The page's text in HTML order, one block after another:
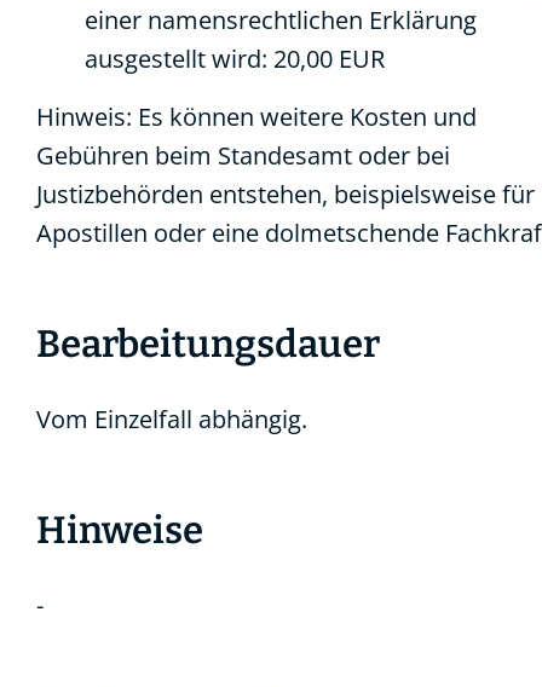
einer namensrechtlichen Erklärung
ausgestellt wird: 20,00 EUR
Hinweis: Es können weitere Kosten und
Gebühren beim Standesamt oder bei
Justizbehörden entstehen, beispielsweise für
Apostillen oder eine dolmetschende
Bearbeitungsdauer
Vom Einzelfall abhängig.
Hinweise
-